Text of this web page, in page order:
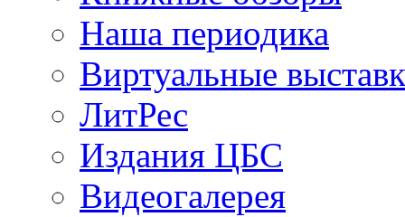
Наша периодика
Виртуальные
ЛитРес
Издания ЦБС
Видеогалерея